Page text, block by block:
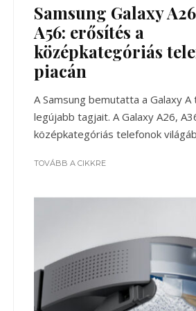
Samsung Galaxy
A56: erősítés a
középkategóriás
piacán
A Samsung bemutatta a Galaxy A
legújabb tagjait. A Galaxy A26,
középkategóriás telefonok
TOVÁBB A CIKKRE